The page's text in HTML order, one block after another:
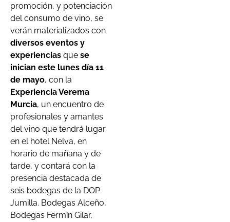
promoción, y potenciación
del consumo de vino, se
verán materializados con
diversos eventos y
experiencias que se
inician este lunes día 11
de mayo, con la
Experiencia Verema
Murcia, un encuentro de
profesionales y amantes
del vino que tendrá lugar
en el hotel Nelva, en
horario de mañana y de
tarde, y contará con la
presencia destacada de
seis bodegas de la DOP
Jumilla. Bodegas Alceño,
Bodegas Fermín Gilar,